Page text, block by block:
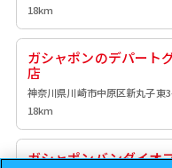
18km
ガシャポンのデパート
店
神奈川県川崎市中原区新丸子東
18km
ガシャポンバンダイオ